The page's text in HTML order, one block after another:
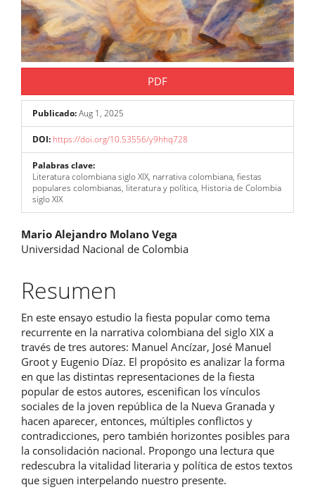
PDF
Publicado:Aug 1, 2025
DOI: https://doi.org/10.53556/y9hhq728
Palabras clave:
Literatura colombiana siglo XIX, narrativa colombiana, fiestas
populares colombianas, literatura y política, Historia de Colombia
siglo XIX
Contenido
principal
del
artículo
Mario Alejandro Molano Vega
Universidad Nacional de Colombia
Resumen
En este ensayo estudio la fiesta popular como tema
recurrente en la narrativa colombiana del siglo XIX a
través de tres autores: Manuel Ancízar, José Manuel
Groot y Eugenio Díaz. El propósito es analizar la forma
en que las distintas representaciones de la fiesta
popular de estos autores, escenifican los vínculos
sociales de la joven república de la Nueva Granada y
hacen aparecer, entonces, múltiples conflictos y
contradicciones, pero también horizontes posibles para
la consolidación nacional. Propongo una lectura que
redescubra la vitalidad literaria y política de estos textos
que siguen interpelando nuestro presente.